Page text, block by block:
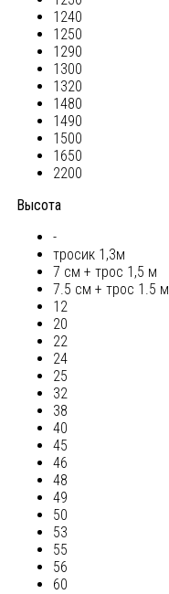
1240
1250
1290
1300
1320
1480
1490
1500
1650
2200
Высота
-
тросик 1,3м
7 см + трос 1,5 м
7.5 см + трос 1.5 м
12
20
22
24
25
32
38
40
45
46
48
49
50
53
55
56
60